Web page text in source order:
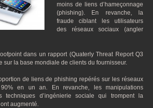
moins de liens d’hameçonnage
(phishing). En revanche, la
fraude ciblant les utilisateurs
des réseaux sociaux (angler
dans un rapport (Quaterly Threat Report Q3
sur la base mondiale de clients du fournisseur.
de liens de phishing repérés sur les réseaux
en un an. En revanche, les manipulations
techniques d’ingénierie sociale qui trompent la
augmenté.